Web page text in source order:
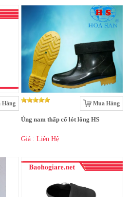
Hàng Mua Hàng
Ủng nam thấp cổ lót lông HS
Giá : Liên Hệ